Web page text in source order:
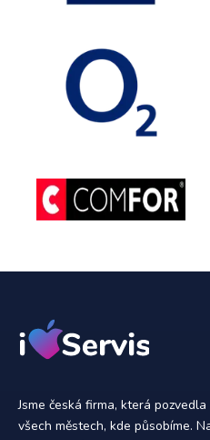
Jsme česká firma, která
všech městech, kde působíme.